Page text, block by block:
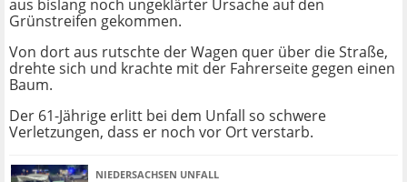
aus bislang noch ungeklärter Ursache auf den
Grünstreifen gekommen.
Von dort aus rutschte der Wagen quer über die Straße,
drehte sich und krachte mit der Fahrerseite gegen einen
Baum.
Der 61-Jährige erlitt bei dem Unfall so schwere
Verletzungen, dass er noch vor Ort verstarb.
NIEDERSACHSEN UNFALL